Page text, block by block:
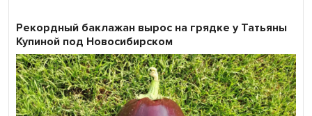
Рекордный баклажан вырос на грядке у Татьяны
Купиной под Новосибирском